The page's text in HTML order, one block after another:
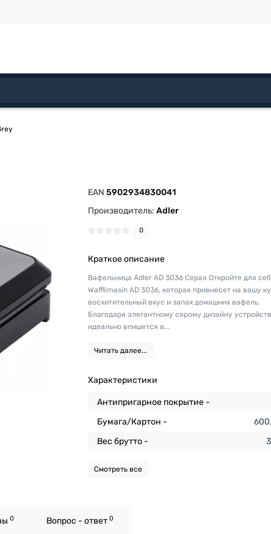
EAN5902934830041
Производитель:Adler
0
Краткое описание
Вафельница Adler AD 3036 Серая Откройте для
Wafflimasin AD 3036, которая привнесет на вашу
восхитительный вкус и запах домашних вафель.
Благодаря элегантному серому дизайну
идеально впишется в...
Читать далее...
Характеристики
Антипригарное покрытие -
Бумага/Картон -
Вес брутто -
Смотреть все
0 Вопрос - ответ 0